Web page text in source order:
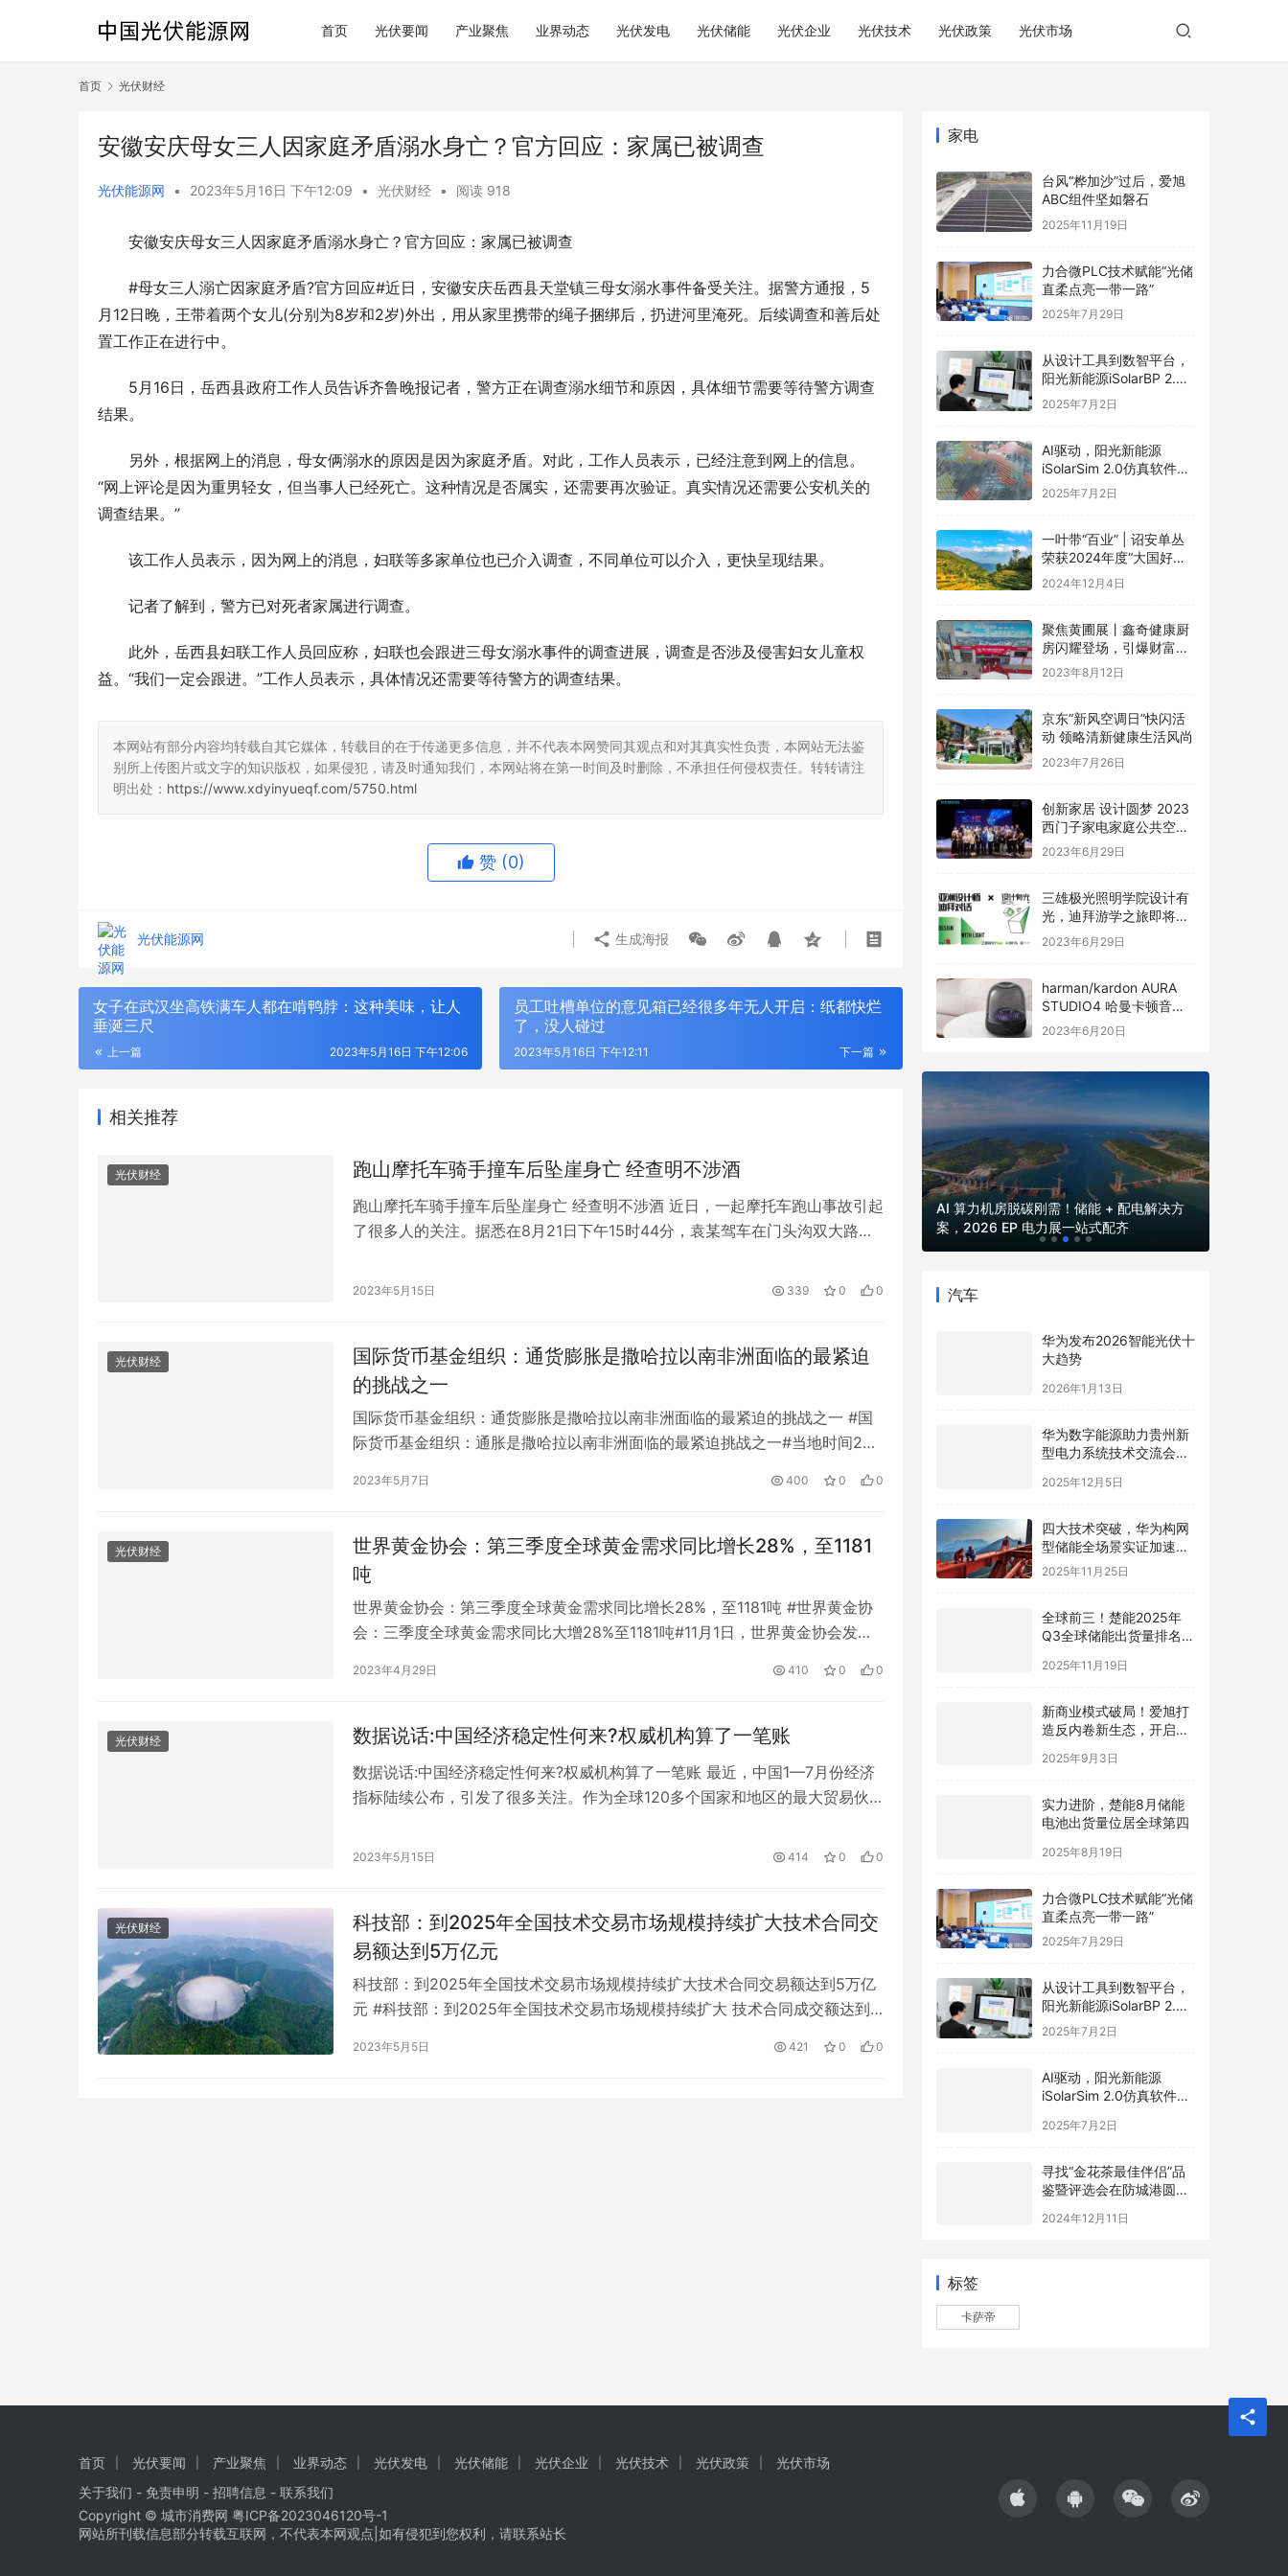
首页 光伏要闻 产业聚焦 业界动态 光伏发电 光伏储能 光伏企业 光伏技术 光伏政策 光伏市场
首页 光伏财经
安徽安庆母女三人因家庭矛盾溺水身亡？官方回应：家属已被调查
光伏能源网 • 2023年5月16日 下午12:09 • 光伏财经 • 阅读 918
安徽安庆母女三人因家庭矛盾溺水身亡？官方回应：家属已被调查
#母女三人溺亡因家庭矛盾?官方回应#近日，安徽安庆岳西县天堂镇三母女溺水事件备受关注。据警方通报，5
月12日晚，王带着两个女儿(分别为8岁和2岁)外出，用从家里携带的绳子捆绑后，扔进河里淹死。后续调查和善后处
置工作正在进行中。
5月16日，岳西县政府工作人员告诉齐鲁晚报记者，警方正在调查溺水细节和原因，具体细节需要等待警方调查
结果。
另外，根据网上的消息，母女俩溺水的原因是因为家庭矛盾。对此，工作人员表示，已经注意到网上的信息。
“网上评论是因为重男轻女，但当事人已经死亡。这种情况是否属实，还需要再次验证。真实情况还需要公安机关的
调查结果。”
该工作人员表示，因为网上的消息，妇联等多家单位也已介入调查，不同单位可以介入，更快呈现结果。
记者了解到，警方已对死者家属进行调查。
此外，岳西县妇联工作人员回应称，妇联也会跟进三母女溺水事件的调查进展，调查是否涉及侵害妇女儿童权
益。“我们一定会跟进。”工作人员表示，具体情况还需要等待警方的调查结果。
本网站有部分内容均转载自其它媒体，转载目的在于传递更多信息，并不代表本网赞同其观点和对其真实性负责，本网站无法鉴
别所上传图片或文字的知识版权，如果侵犯，请及时通知我们，本网站将在第一时间及时删除，不承担任何侵权责任。转转请注
明出处： https://www.xdyinyueqf.com/5750.html
赞 (0)
光伏能源网 生成海报
女子在武汉坐高铁满车人都在啃鸭脖：这种美味，让人
垂涎三尺
上一篇 2023年5月16日 下午12:06
员工吐槽单位的意见箱已经很多年无人开启：纸都快烂
了，没人碰过
下一篇
2023年5月16日 下午12:11
相关推荐
光伏财经 跑山摩托车骑手撞车后坠崖身亡 经查明不涉酒
跑山摩托车骑手撞车后坠崖身亡 经查明不涉酒 近日，一起摩托车跑山事故引起
了很多人的关注。据悉在8月21日下午15时44分，袁某驾车在门头沟双大路上
入它所指示的弯道时，袁某驾驶的摩托车突然越过中线，驶入逆行，这时对面
2023年5月15日 339 0 0
光伏财经
国际货币基金组织：通货膨胀是撒哈拉以南非洲面临的最紧迫
的挑战之一
国际货币基金组织：通货膨胀是撒哈拉以南非洲面临的最紧迫的挑战之一 #国
际货币基金组织：通胀是撒哈拉以南非洲面临的最紧迫挑战之一#当地时间20
上涨以及公共债务高企中缓慢复苏。该地区面临的最紧迫的问题之一是需要解
2023年5月7日 400 0 0
光伏财经
世界黄金协会：第三季度全球黄金需求同比增长28%，至1181
吨
世界黄金协会：第三季度全球黄金需求同比增长28%，至1181吨 #世界黄金协
会：三季度全球黄金需求同比大增28%至1181吨#11月1日，世界黄金协会发布
外交易)同比增长28%，至1181吨。 第三季度的强劲表现也使今年迄今的黄金
2023年4月29日 410 0 0
光伏财经 数据说话:中国经济稳定性何来?权威机构算了一笔账
数据说话:中国经济稳定性何来?权威机构算了一笔账 最近，中国1—7月份经济
指标陆续公布，引发了很多关注。作为全球120多个国家和地区的最大贸易伙
11个国际枢纽港口的航线量增长了60%。海运服务网络联通了100多个国家和地
2023年5月15日 414 0 0
光伏财经
科技部：到2025年全国技术交易市场规模持续扩大技术合同交
易额达到5万亿元
科技部：到2025年全国技术交易市场规模持续扩大技术合同交易额达到5万亿
元 #科技部：到2025年全国技术交易市场规模持续扩大 技术合同成交额达到5
到2025年，互联互通的技术要素交易网络基本建成。 中国技术交易所、上海
2023年5月5日 421 0 0
家电
台风“桦加沙”过后，爱旭
ABC组件坚如磐石
2025年11月19日
力合微PLC技术赋能“光储
直柔点亮一带一路”
2025年7月29日
从设计工具到数智平台，
阳光新能源iSolarBP 2.0
重塑分布式电站设计范
2025年7月2日
AI驱动，阳光新能源
iSolarSim 2.0仿真软件引
领光伏智能评估新时代！
2025年7月2日
一叶带“百业” | 诏安单丛
荣获2024年度“大国好货·
一县一品”特色品牌
2024年12月4日
聚焦黄圃展丨鑫奇健康厨
房闪耀登场，引爆财富盛
宴
2023年8月12日
京东“新风空调日”快闪活
动 领略清新健康生活风尚
2023年7月26日
创新家居 设计圆梦 2023
西门子家电家庭公共空间
设计大赛圆满礼成
2023年6月29日
三雄极光照明学院设计有
光，迪拜游学之旅即将启
程
2023年6月29日
harman/kardon AURA
STUDIO4 哈曼卡顿音乐
琉璃四代全新发布
2023年6月20日
年度输配电采购平台！75000+精准买家就
衔，18650多并多串聚合物电芯定制全链路
解析
EP 电力展集中展示集中式新能源并网核心
成套技术
AI 算力机房脱碳刚需！储能 + 配电解决方
案，2026 EP 电力展一站式配齐
汽车
华为发布2026智能光伏十
大趋势
2026年1月13日
华为数字能源助力贵州新
型电力系统技术交流会在
2025年12月5日
四大技术突破，华为构网
型储能全场景实证加速新
型电力系统高质量发展
2025年11月25日
全球前三！楚能2025年
Q3全球储能出货量排名再
2025年11月19日
新商业模式破局！爱旭打
造反内卷新生态，开启光
2025年9月3日
实力进阶，楚能8月储能
电池出货量位居全球第四
2025年8月19日
力合微PLC技术赋能“光储
直柔点亮一带一路”
2025年7月29日
从设计工具到数智平台，
阳光新能源iSolarBP 2.0
重塑分布式电站设计范
2025年7月2日
AI驱动，阳光新能源
iSolarSim 2.0仿真软件引
2025年7月2日
寻找“金花茶最佳伴侣”品
鉴暨评选会在防城港圆满
2024年12月11日
标签
卡萨帝
首页 光伏要闻 产业聚焦 业界动态 光伏发电 光伏储能 光伏企业 光伏技术 光伏政策
光伏市场
关于我们 - 免责申明 - 招聘信息 - 联系我们
Copyright © 城市消费网 粤ICP备2023046120号-1
网站所刊载信息部分转载互联网，不代表本网观点|如有侵犯到您权利，请联系站长